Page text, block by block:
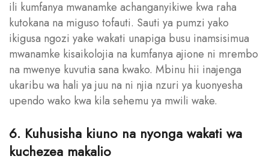
ili kumfanya mwanamke achanganyikiwe kwa raha
kutokana na miguso tofauti. Sauti ya pumzi yako
ikigusa ngozi yake wakati unapiga busu inamsisimua
mwanamke kisaikolojia na kumfanya ajione ni mrembo
na mwenye kuvutia sana kwako. Mbinu hii inajenga
ukaribu wa hali ya juu na ni njia nzuri ya kuonyesha
upendo wako kwa kila sehemu ya mwili wake.
6. Kuhusisha kiuno na nyonga wakati wa
kuchezea makalio